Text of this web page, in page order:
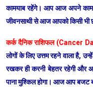
कामयाब रहेंगे। आप आज अपने काम
जीवनसाथी से आज आपको किसी भी
कर्क दैनिक राशिफल (Cancer
लोगों के लिए उत्तम रहने वाला है,
रखकर ही करनी बेहतर रहेगी और
पाना मुश्किल होगा। आज आप बजट